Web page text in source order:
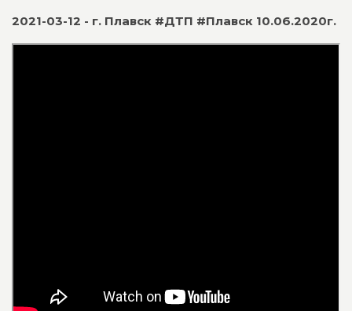
2021-03-12 - г. Плавск #ДТП #Плавск 10.06.2020г.